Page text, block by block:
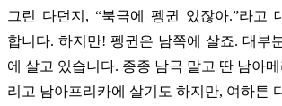
그린 다던지, “북극에 펭귄 있잖아.”라고
합니다. 하지만! 펭귄은 남쪽에 살죠. 대부
에 살고 있습니다. 종종 남극 말고 딴 남아
리고 남아프리카에 살기도 하지만, 여하튼